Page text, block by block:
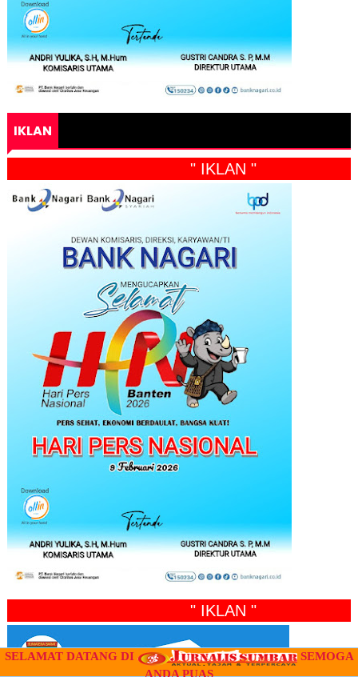
IKLAN
" IKLAN "
" IKLAN "
SELAMAT DATANG DI
SEMOGA
ANDA PUAS